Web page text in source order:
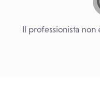
Il professionista